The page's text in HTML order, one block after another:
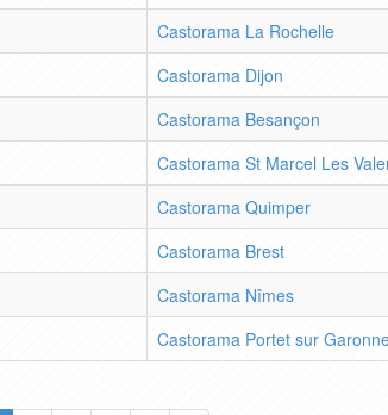
Castorama La Rochelle
Castorama Dijon
Castorama Besançon
Castorama St Marcel Les
Castorama Quimper
Castorama Brest
Castorama Nîmes
Castorama Portet sur